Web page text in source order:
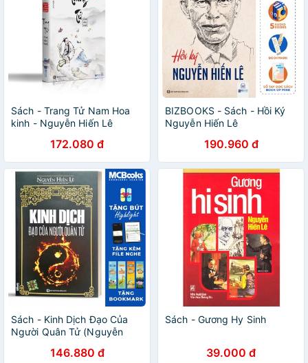
Sách - Trang Tử Nam Hoa
kinh - Nguyễn Hiến Lê
172.080 đ
BIZBOOKS - Sách - Hồi Ký
Nguyễn Hiến Lê
190.960 đ
Sách - Kinh Dịch Đạo Của
Người Quân Tử (Nguyễn
146.880 đ
Sách - Gương Hy Sinh
39.000 đ